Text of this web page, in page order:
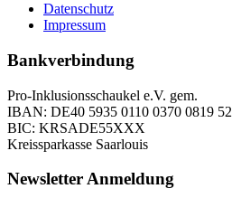
Datenschutz
Impressum
Bankverbindung
Pro-Inklusionsschaukel e.V. gem.
IBAN: DE40 5935 0110 0370 0819 52
BIC: KRSADE55XXX
Kreissparkasse Saarlouis
Newsletter Anmeldung